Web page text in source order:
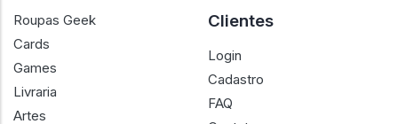
Roupas Geek
Cards
Games
Livraria
Artes
Clientes
Login
Cadastro
FAQ